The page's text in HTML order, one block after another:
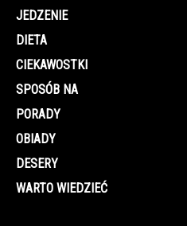
JEDZENIE
DIETA
CIEKAWOSTKI
SPOSÓB NA
PORADY
OBIADY
DESERY
WARTO WIEDZIEĆ